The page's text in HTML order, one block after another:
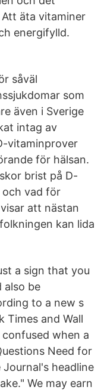
äta vitaminer
energifylld.
såväl
som
även i Sverige
intag av
vitaminprover
för hälsan.
brist på D-
och vad för
att nästan
kan lida
a sign that you
be
to a new s
Times and Wall
when a
Need for
headline
We may earn